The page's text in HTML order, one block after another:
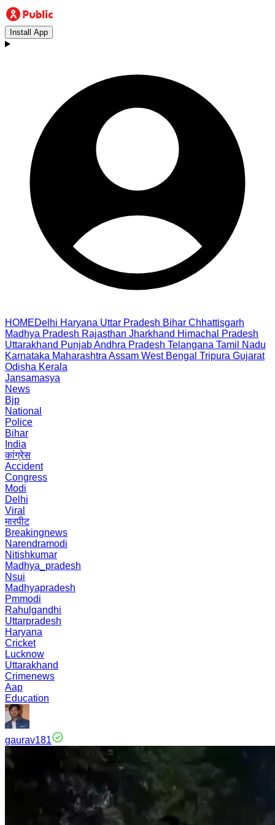
Install App
HOMEDelhi Haryana Uttar Pradesh Bihar Chhattisgarh
Madhya Pradesh Rajasthan Jharkhand Himachal Pradesh
Uttarakhand PunjabAndhra Pradesh Telangana Tamil Nadu
Karnataka Maharashtra Assam West Bengal Tripura Gujarat
Odisha Kerala
Jansamasya
News
Bjp
National
Police
Bihar
India
कांग्रेस
Accident
Congress
Modi
Delhi
Viral
मारपीट
Breakingnews
Narendramodi
Nitishkumar
Madhya_pradesh
Nsui
Madhyapradesh
Pmmodi
Rahulgandhi
Uttarpradesh
Haryana
Cricket
Lucknow
Uttarakhand
Crimenews
Aap
Education
gaurav181